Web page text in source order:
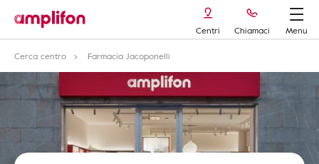
Centri Chiamaci
Menu
Cerca centro
Farmacia Jacoponelli